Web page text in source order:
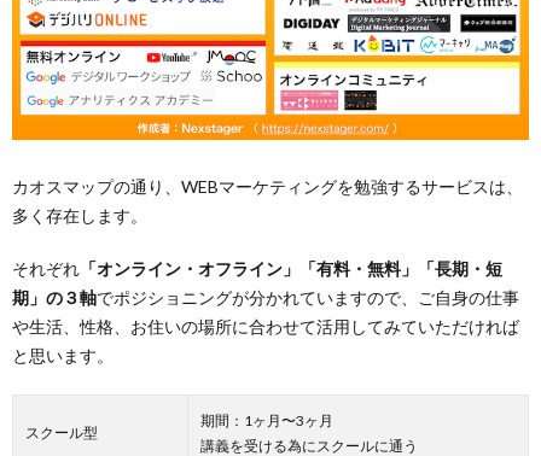
学習
2.1.
マケ
キャン
（旧：DMM
MARKETING
CAMP）
デジプ
ロ
2.3.
デジハ
リ
ONLINE
3.
【有
ンラ
カオスマップの通り、WEBマーケティングを勉強するサービスは、
多く存在します。
それぞれ 「オンライン・オフライン」「有料・無料」「長期・短
期」の３軸でポジショニングが分かれていますので、ご自身の仕事
や生活、性格、お住いの場所に合わせて活用してみていただければ
と思います。
スクール型
期間：1ヶ月〜3ヶ月
講義を受ける為にスクールに通う